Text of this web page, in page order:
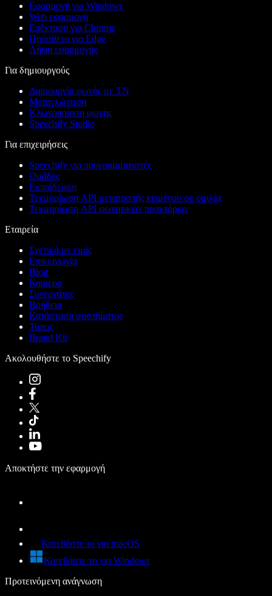
Εφαρμογή για Windows
Web εφαρμογή
Επέκταση για Chrome
Πρόσθετο για Edge
Λήψη εφαρμογής
Για δημιουργούς
Δημιουργία φωνής με ΤΝ
Μεταγλώττιση
Κλωνοποίηση φωνής
Speechify Studio
Για επιχειρήσεις
Speechify για προγραμματιστές
Ομάδες
Εκπαίδευση
Τεκμηρίωση API μετατροπής κειμένου σε ομιλία
Τεκμηρίωση API φωνητικών πρακτόρων
Εταιρεία
Σχετικά με εμάς
Επικοινωνία
Blog
Καριέρα
Συνεργάτες
Βοήθεια
Κατάσταση συστήματος
Τύπος
Brand Kit
Ακολουθήστε το Speechify
Αποκτήστε την εφαρμογή
Κατεβάστε το για macOS
Κατεβάστε το για Windows
Προτεινόμενη ανάγνωση